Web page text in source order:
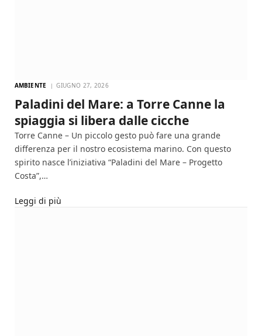
AMBIENTE GIUGNO 27, 2026
Paladini del Mare: a Torre Canne la
spiaggia si libera dalle cicche
Torre Canne – Un piccolo gesto può fare una grande
differenza per il nostro ecosistema marino. Con questo
spirito nasce l’iniziativa “Paladini del Mare – Progetto
Costa”,…
Leggi di più